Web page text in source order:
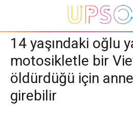
14 yaşındaki oğlu
motosikletle bir
öldürdüğü için
girebilir